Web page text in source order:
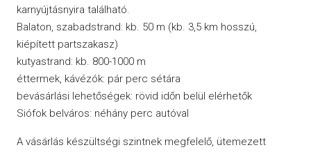
karnyújtásnyira található.
Balaton, szabadstrand: kb. 50 m (kb. 3,5 km hosszú,
kiépített partszakasz)
kutyastrand: kb. 800-1000 m
éttermek, kávézók: pár perc sétára
bevásárlási lehetőségek: rövid időn belül elérhetők
Siófok belváros: néhány perc autóval
A vásárlás készültségi szintnek megfelelő, ütemezett